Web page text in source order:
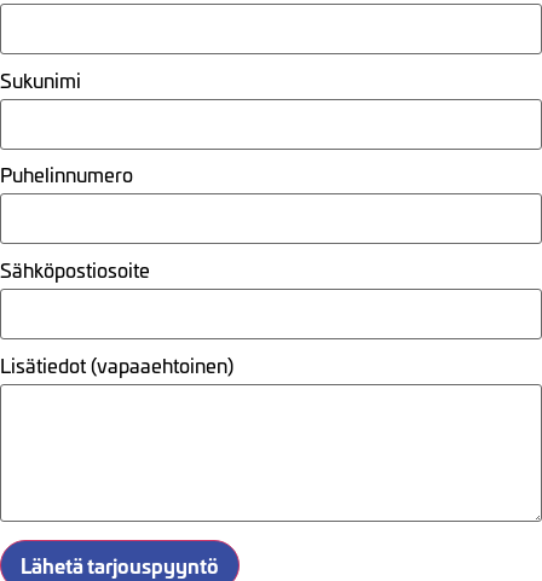
Sukunimi
Puhelinnumero
Sähköpostiosoite
Lisätiedot (vapaaehtoinen)
Lähetä tarjouspyyntö